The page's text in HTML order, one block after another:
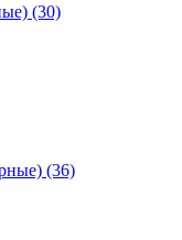
(30)
(36)